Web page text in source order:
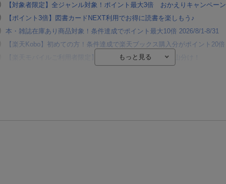
【対象者限定】全ジャンル対象！ポイント最大3倍 おかえりキャンペーン
【ポイント3倍】図書カードNEXT利用でお得に読書を楽しもう♪
本・雑誌在庫あり商品対象！条件達成でポイント最大10倍 2026/8/1-8/31
【楽天Kobo】初めての方！条件達成で楽天ブックス購入分がポイント20倍
【楽天モバイルご利用者限定】条件達成で100万ポイント山分け！